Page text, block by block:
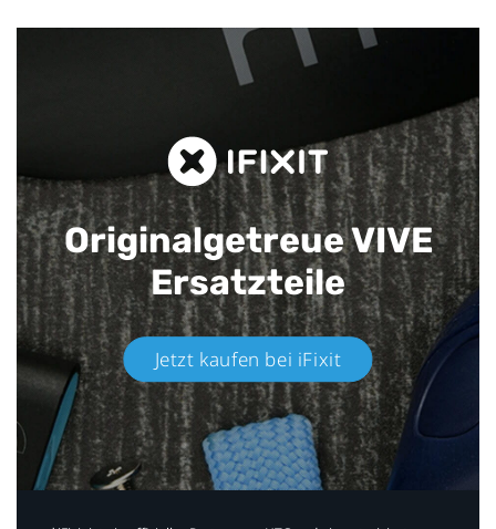
Originalgetreue VIVE
Ersatzteile
Jetzt kaufen bei iFixit​